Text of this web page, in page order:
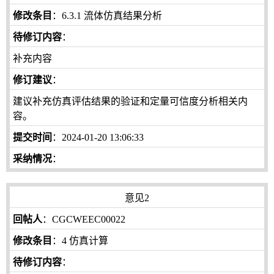
修改条目 ：6.3.1 流体仿真结果分析
待修订内容：
补充内容
修订建议 ：
建议补充仿真评估结果的验证和定量可信度分析相关内
容。
提交时间 ：2024-01-20 13:06:33
采纳情况：
意见2
回帖人 ：CGCWEEC00022
修改条目 ：4 仿真计算
待修订内容：